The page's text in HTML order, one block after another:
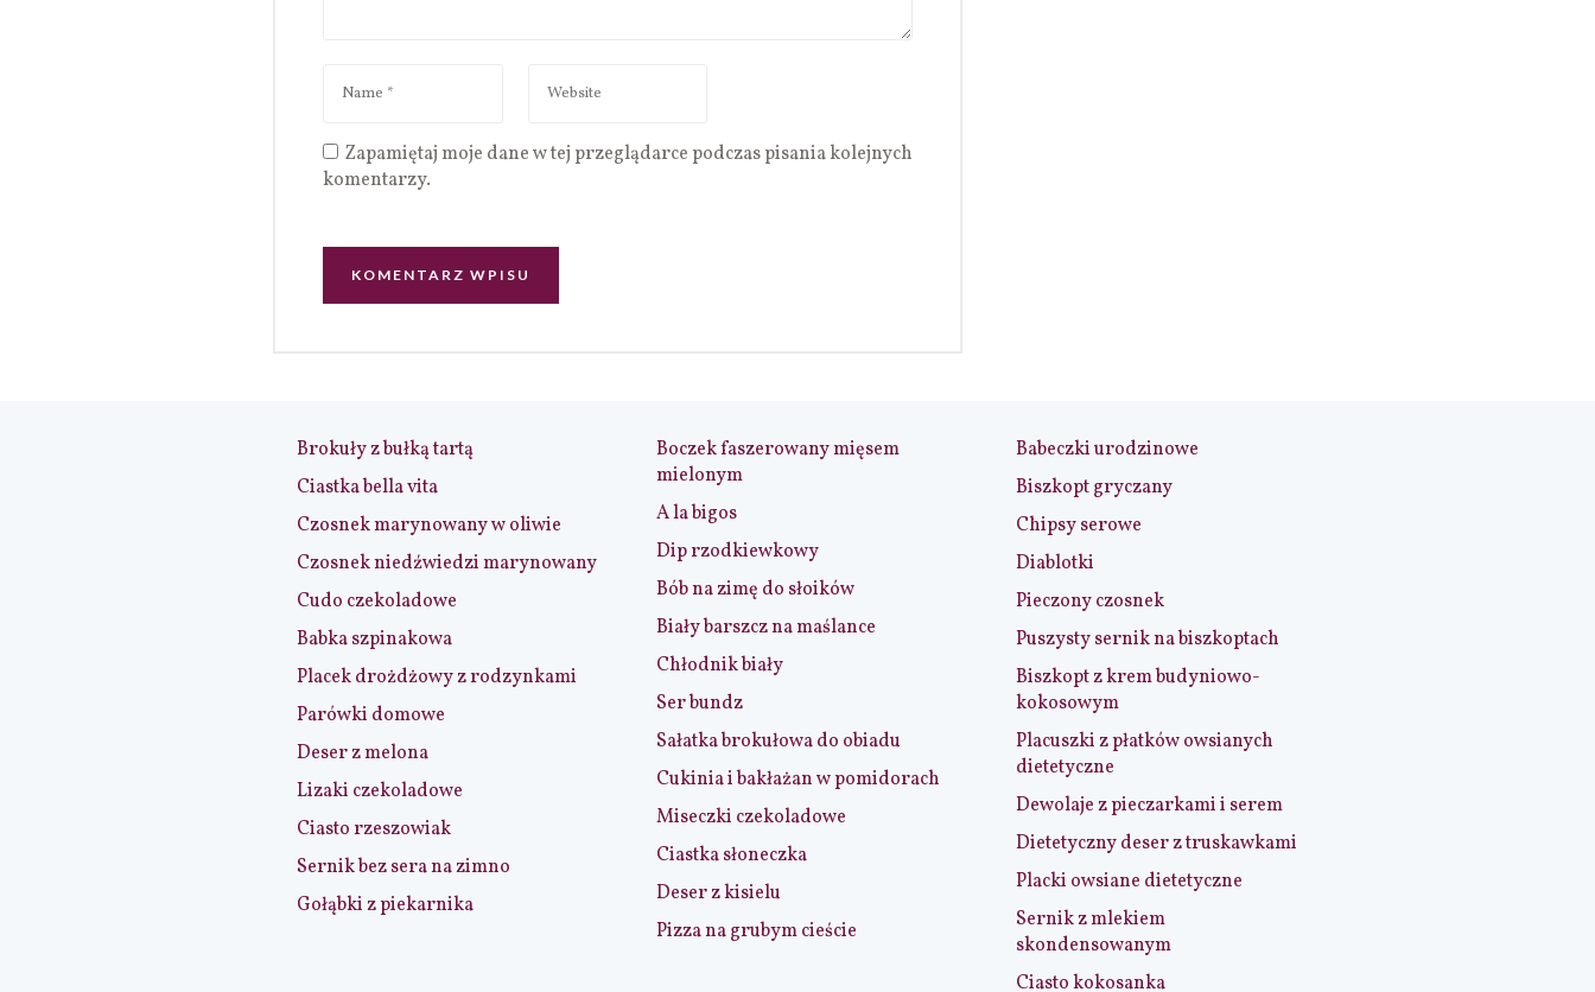
Zapamiętaj moje dane w tej przeglądarce podczas pisania kolejnych
komentarzy.
Brokuły z bułką tartą
Ciastka bella vita
Czosnek marynowany w oliwie
Czosnek niedźwiedzi marynowany
Cudo czekoladowe
Babka szpinakowa
Placek drożdżowy z rodzynkami
Parówki domowe
Deser z melona
Lizaki czekoladowe
Ciasto rzeszowiak
Sernik bez sera na zimno
Gołąbki z piekarnika
Boczek faszerowany mięsem
mielonym
A la bigos
Dip rzodkiewkowy
Bób na zimę do słoików
Biały barszcz na maślance
Chłodnik biały
Ser bundz
Sałatka brokułowa do obiadu
Cukinia i bakłażan w pomidorach
Miseczki czekoladowe
Ciastka słoneczka
Deser z kisielu
Pizza na grubym cieście
Babeczki urodzinowe
Biszkopt gryczany
Chipsy serowe
Diablotki
Pieczony czosnek
Puszysty sernik na biszkoptach
Biszkopt z krem budyniowo-
kokosowym
Placuszki z płatków owsianych
dietetyczne
Dewolaje z pieczarkami i serem
Dietetyczny deser z truskawkami
Placki owsiane dietetyczne
Sernik z mlekiem
skondensowanym
Ciasto kokosanka